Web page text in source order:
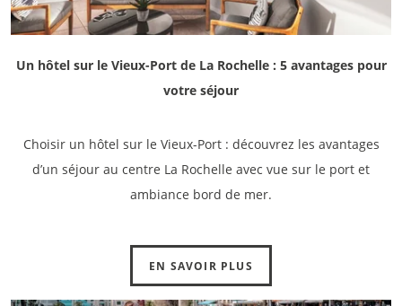
Un hôtel sur le Vieux-Port de La Rochelle : 5 avantages pour
votre séjour
Choisir un hôtel sur le Vieux-Port : découvrez les avantages
d’un séjour au centre La Rochelle avec vue sur le port et
ambiance bord de mer.
EN SAVOIR PLUS